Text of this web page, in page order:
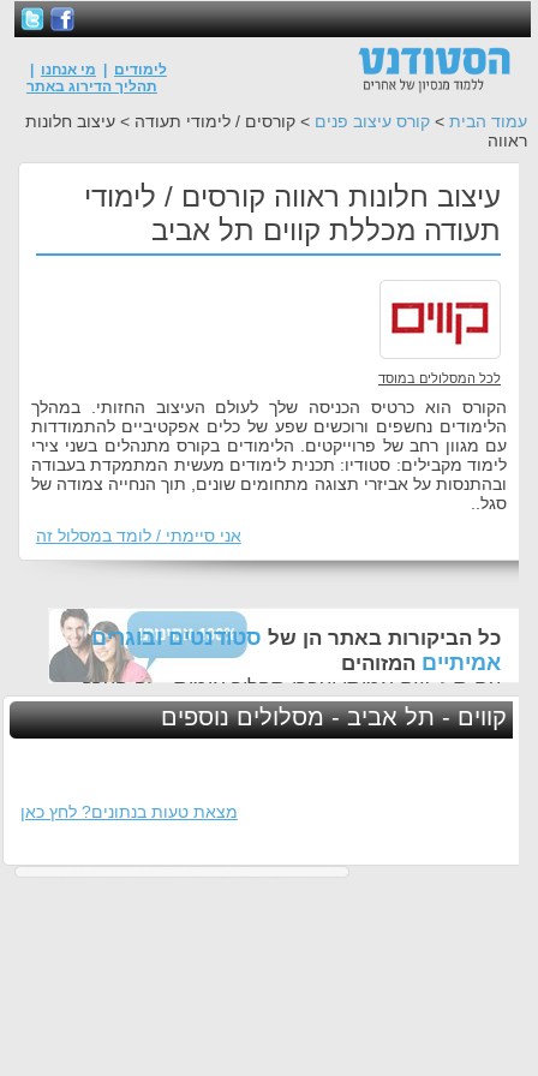
לימודים מי אנחנו
תהליך הדירוג באתר
עמוד הבית > קורס עיצוב פנים > קורסים / לימודי תעודה > עיצוב חלונות
ראווה
עיצוב חלונות ראווה קורסים / לימודי
תעודה מכללת קווים תל אביב
לכל המסלולים במוסד
הקורס הוא כרטיס הכניסה שלך לעולם העיצוב החזותי. במהלך
הלימודים נחשפים ורוכשים שפע של כלים אפקטיביים להתמודדות
עם מגוון רחב של פרוייקטים. הלימודים בקורס מתנהלים בשני צירי
לימוד מקבילים: סטודיו: תכנית לימודים מעשית המתמקדת בעבודה
ובהתנסות על אביזרי תצוגה מתחומים שונים, תוך הנחייה צמודה של
סגל..
אני סיימתי / לומד במסלול זה
כל הביקורות באתר הן של סטודנטים ובוגרים
אמיתיים המזוהים
עם ת.ז, שם אמיתי ועברו תהליך אימות - זה הערך
החשוב לנו ביותר באתר
קווים - תל אביב - מסלולים נוספים
מצאת טעות בנתונים? לחץ כאן